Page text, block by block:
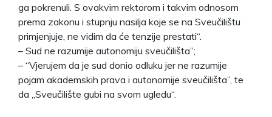
ga pokrenuli. S ovakvim rektorom i takvim odnosom
prema zakonu i stupnju nasilja koje se na Sveučilištu
primjenjuje, ne vidim da će tenzije prestati“.
– Sud ne razumije autonomiju sveučilišta”;
– “Vjerujem da je sud donio odluku jer ne razumije
pojam akademskih prava i autonomije sveučilišta”, te
da „Sveučilište gubi na svom ugledu“.